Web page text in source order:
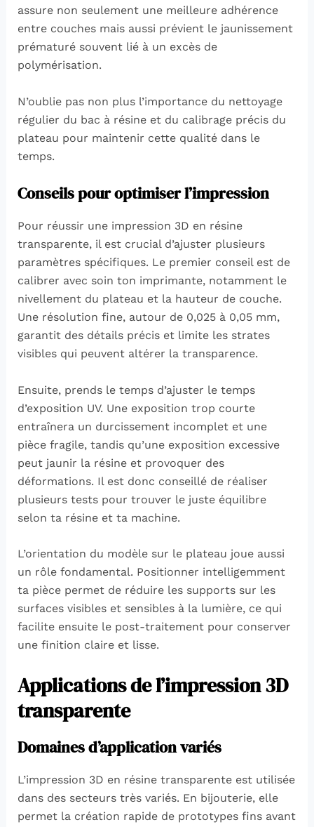
assure non seulement une meilleure adhérence
entre couches mais aussi prévient le jaunissement
prématuré souvent lié à un excès de
polymérisation.
N’oublie pas non plus l’importance du nettoyage
régulier du bac à résine et du calibrage précis du
plateau pour maintenir cette qualité dans le
temps.
Conseils pour optimiser l’impression
Pour réussir une impression 3D en résine
transparente, il est crucial d’ajuster plusieurs
paramètres spécifiques. Le premier conseil est de
calibrer avec soin ton imprimante, notamment le
nivellement du plateau et la hauteur de couche.
Une résolution fine, autour de 0,025 à 0,05 mm,
garantit des détails précis et limite les strates
visibles qui peuvent altérer la transparence.
Ensuite, prends le temps d’ajuster le temps
d’exposition UV. Une exposition trop courte
entraînera un durcissement incomplet et une
pièce fragile, tandis qu’une exposition excessive
peut jaunir la résine et provoquer des
déformations. Il est donc conseillé de réaliser
plusieurs tests pour trouver le juste équilibre
selon ta résine et ta machine.
L’orientation du modèle sur le plateau joue aussi
un rôle fondamental. Positionner intelligemment
ta pièce permet de réduire les supports sur les
surfaces visibles et sensibles à la lumière, ce qui
facilite ensuite le post-traitement pour conserver
une finition claire et lisse.
Applications de l’impression 3D
transparente
Domaines d’application variés
L’impression 3D en résine transparente est utilisée
dans des secteurs très variés. En bijouterie, elle
permet la création rapide de prototypes fins avant